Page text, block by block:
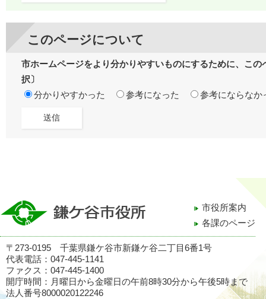
このページについて
市ホームページをより分かりやすいものにするために、こ
択〕
分かりやすかった
参考になった 参考にならなか
市役所案内
各課のページ
〒273-0195 千葉県鎌ケ谷市新鎌ケ谷二丁目6番1号
代表電話：047-445-1141
ファクス：047-445-1400
開庁時間：月曜日から金曜日の午前8時30分から午後5時まで
法人番号8000020122246